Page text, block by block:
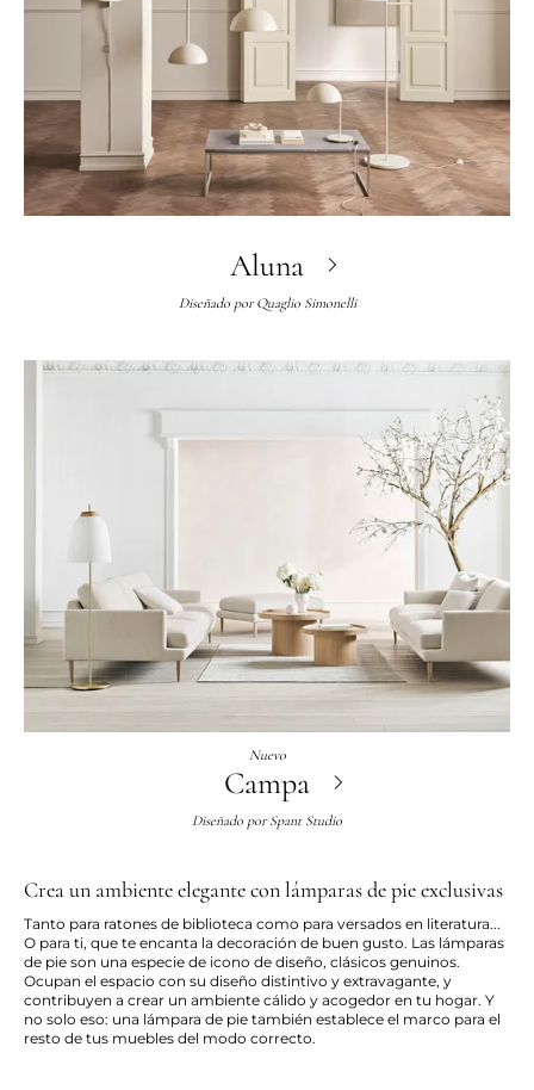
Aluna
Diseñado por Quaglio Simonelli
Nuevo
Campa
Diseñado por Spant Studio
Crea un ambiente elegante con lámparas de pie exclusivas
Tanto para ratones de biblioteca como para versados en literatura...
O para ti, que te encanta la decoración de buen gusto. Las lámparas
de pie son una especie de icono de diseño, clásicos genuinos.
Ocupan el espacio con su diseño distintivo y extravagante, y
contribuyen a crear un ambiente cálido y acogedor en tu hogar. Y
no solo eso: una lámpara de pie también establece el marco para el
resto de tus muebles del modo correcto.